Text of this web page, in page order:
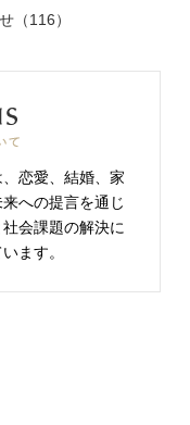
（116）
恋愛、結婚、家
への提言を通じ
会課題の解決に
ます。